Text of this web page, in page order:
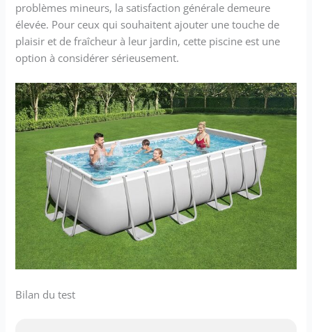
problèmes mineurs, la satisfaction générale demeure
élevée. Pour ceux qui souhaitent ajouter une touche de
plaisir et de fraîcheur à leur jardin, cette piscine est une
option à considérer sérieusement.
Bilan du test